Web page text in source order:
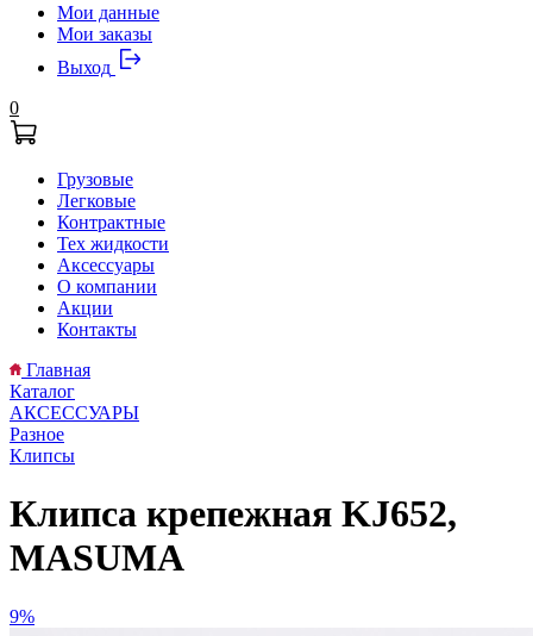
Мои данные
Мои заказы
Выход
0
Грузовые
Легковые
Контрактные
Тех жидкости
Аксессуары
О компании
Акции
Контакты
Главная
Каталог
АКСЕССУАРЫ
Разное
Клипсы
Клипса крепежная KJ652,
MASUMA
9%